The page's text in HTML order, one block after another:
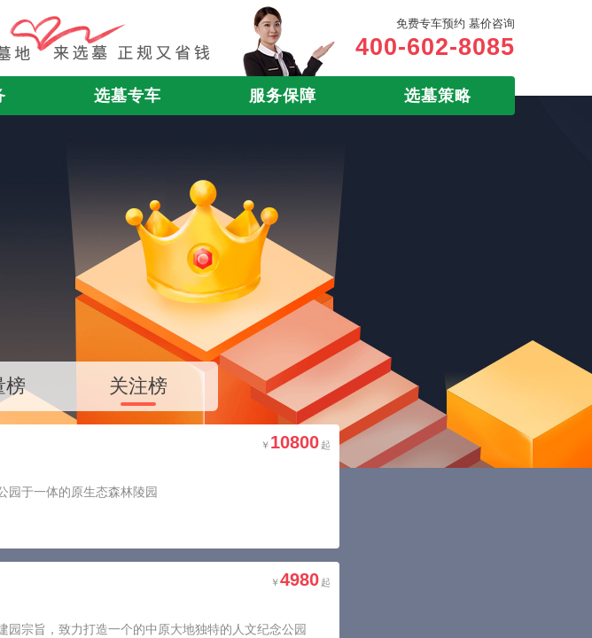
免费专车预约 墓价咨询
400-602-8085
选墓专车 服务保障 选墓策略
榜 关注榜
10800
园于一体的原生态森林陵园
4980
园宗旨，致力打造一个的中原大地独特的人文纪念公园